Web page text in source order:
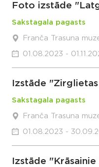
Foto izstāde
Sakstagala pagasts
Franča Trasuna
01.08.2023 -
Izstāde
Sakstagala pagasts
Franča Trasuna
01.08.2023 -
Izstāde